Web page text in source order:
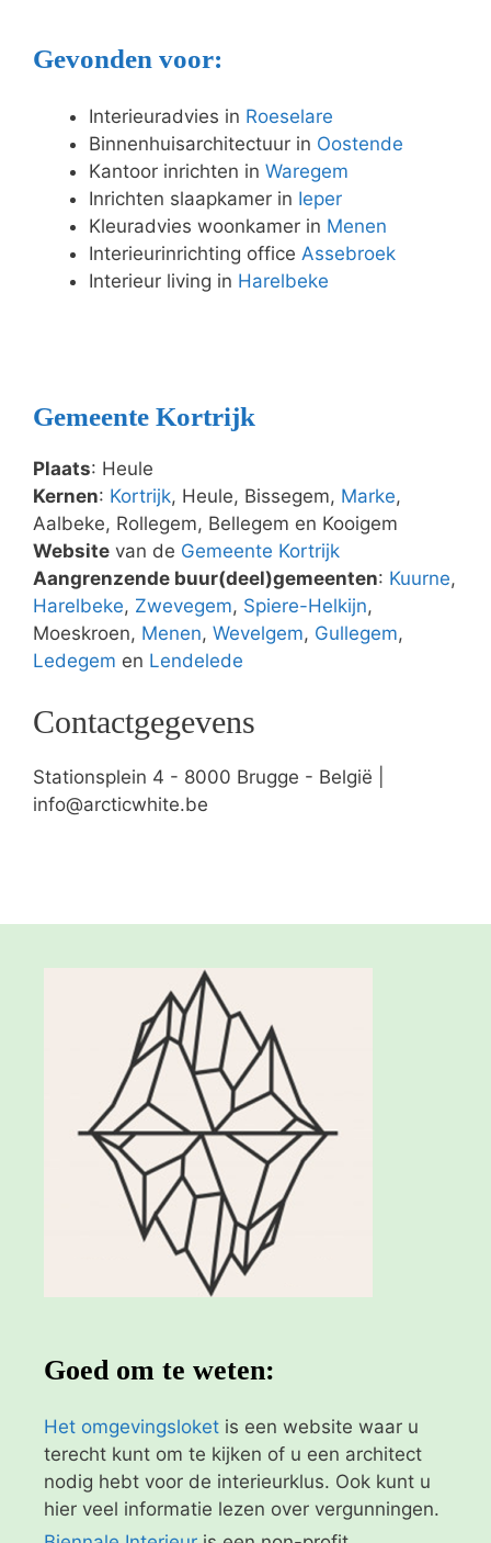
Gevonden voor:
Interieuradvies in Roeselare
Binnenhuisarchitectuur in Oostende
Kantoor inrichten in Waregem
Inrichten slaapkamer in Ieper
Kleuradvies woonkamer in Menen
Interieurinrichting office Assebroek
Interieur living in Harelbeke
Gemeente Kortrijk
Plaats: Heule
Kernen: Kortrijk, Heule, Bissegem, Marke,
Aalbeke, Rollegem, Bellegem en Kooigem
Website van de Gemeente Kortrijk
Aangrenzende buur(deel)gemeenten: Kuurne,
Harelbeke, Zwevegem, Spiere-Helkijn,
Moeskroen, Menen, Wevelgem, Gullegem,
Ledegem en Lendelede
Contactgegevens
Stationsplein 4 - 8000 Brugge - België |
info@arcticwhite.be
Goed om te weten:
Het omgevingsloket is een website waar u
terecht kunt om te kijken of u een architect
nodig hebt voor de interieurklus. Ook kunt u
hier veel informatie lezen over vergunningen.